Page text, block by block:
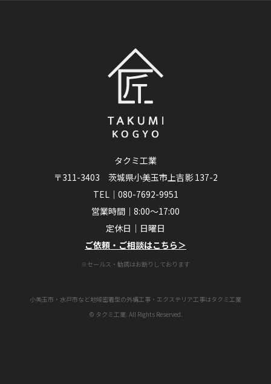
タクミ工業
〒311-3403 茨城県小美玉市上吉影 137-2
TEL｜ 080-7692-9951
営業時間｜8:00～17:00
定休日｜日曜日
ご依頼・ご相談はこちら＞
※セールス・勧誘はお断りしております
小美玉市・水戸市など地域密着型の外構工事・エクステリア工事はタクミ工業
© タクミ工業. All Rights Reserved.